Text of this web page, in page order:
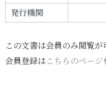
発行機関
この文書は会員のみ閲覧が
会員登録はこちらのページ